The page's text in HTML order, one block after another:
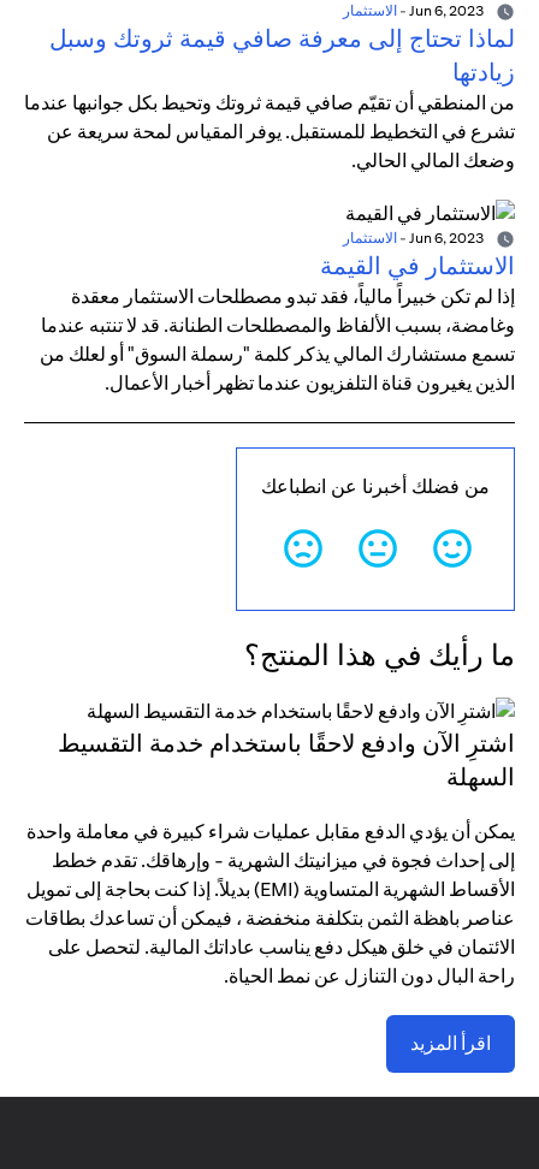
- الاستثمار
لماذا تحتاج إلى معرفة صافي قيمة ثروتك وسبل
زيادتها
من المنطقي أن تقيّم صافي قيمة ثروتك وتحيط بكل جوانبها عندما
تشرع في التخطيط للمستقبل. يوفر المقياس لمحة سريعة عن
وضعك المالي الحالي.
- الاستثمار
الاستثمار في القيمة
إذا لم تكن خبيراً مالياً، فقد تبدو مصطلحات الاستثمار معقدة
وغامضة، بسبب الألفاظ والمصطلحات الطنانة. قد لا تنتبه عندما
تسمع مستشارك المالي يذكر كلمة "رسملة السوق" أو لعلك من
الذين يغيرون قناة التلفزيون عندما تظهر أخبار الأعمال.
من فضلك أخبرنا عن انطباعك
ما رأيك في هذا المنتج؟
اشترِ الآن وادفع لاحقًا باستخدام خدمة التقسيط
السهلة
يمكن أن يؤدي الدفع مقابل عمليات شراء كبيرة في معاملة واحدة
إلى إحداث فجوة في ميزانيتك الشهرية - وإرهاقك. تقدم خطط
الأقساط الشهرية المتساوية (EMI) بديلاً. إذا كنت بحاجة إلى تمويل
عناصر باهظة الثمن بتكلفة منخفضة ، فيمكن أن تساعدك بطاقات
الائتمان في خلق هيكل دفع يناسب عاداتك المالية. لتحصل على
راحة البال دون التنازل عن نمط الحياة.
اقرأ المزيد